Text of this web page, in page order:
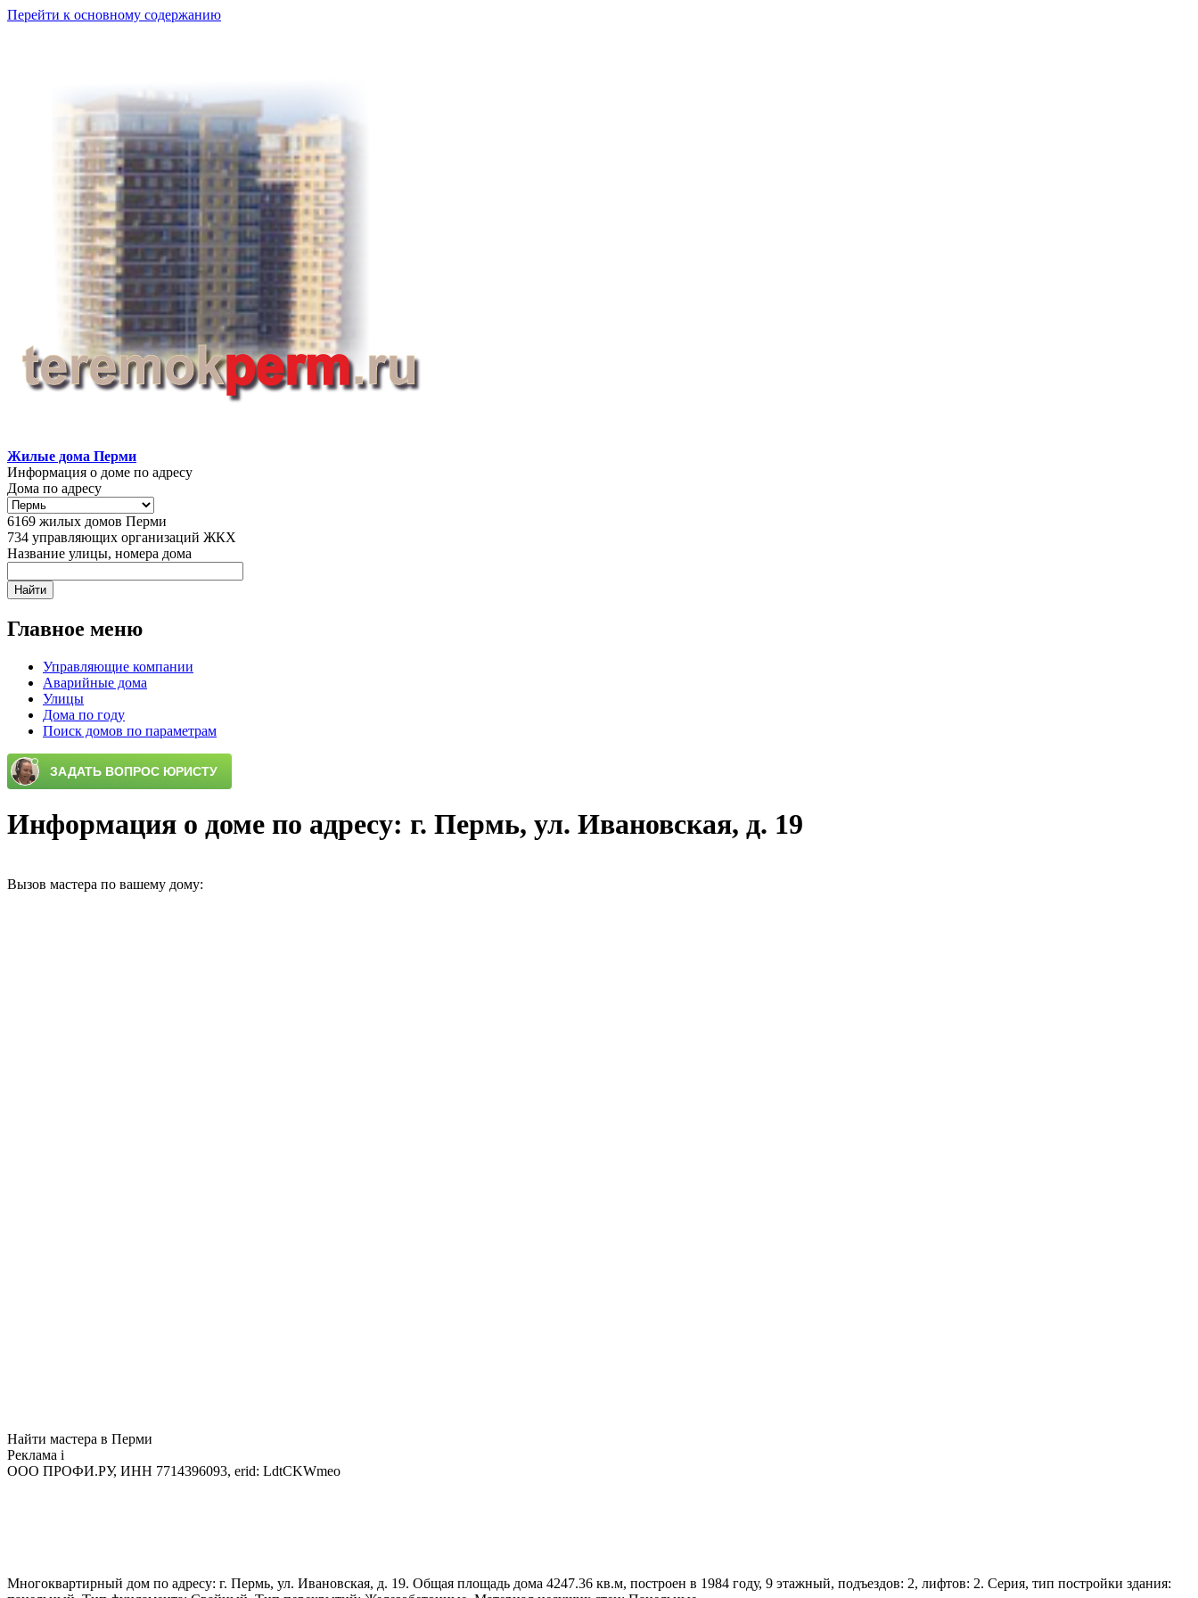
Перейти к основному содержанию
Жилые дома Перми
Информация о доме по адресу
Дома по адресу
6169 жилых домов Перми
734 управляющих организаций ЖКХ
Название улицы, номера дома
Главное меню
Управляющие компании
Аварийные дома
Улицы
Дома по году
Поиск домов по параметрам
Информация о доме по адресу: г. Пермь, ул. Ивановская, д. 19
Вызов мастера по вашему дому:
Найти мастера в Перми
Реклама i
ООО ПРОФИ.РУ, ИНН 7714396093, erid: LdtCKWmeo
Многоквартирный дом по адресу: г. Пермь, ул. Ивановская, д. 19. Общая площадь дома 4247.36 кв.м, построен в 1984 году, 9 этажный, подъездов: 2, лифтов: 2. Серия, тип постройки здания: